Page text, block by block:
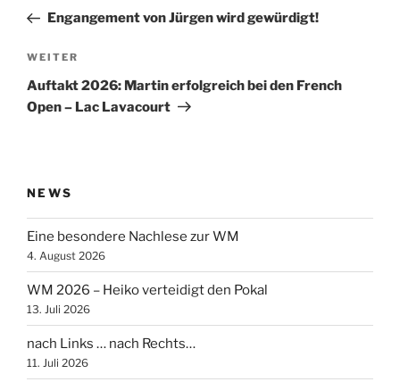
Beitrag
Engangement von Jürgen wird gewürdigt!
Nächster
Beitrag
WEITER
Auftakt 2026: Martin erfolgreich bei den French
Open – Lac Lavacourt
NEWS
Eine besondere Nachlese zur WM
4. August 2026
WM 2026 – Heiko verteidigt den Pokal
13. Juli 2026
nach Links … nach Rechts…
11. Juli 2026